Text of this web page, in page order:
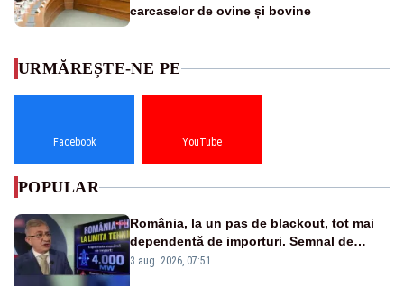
carcaselor de ovine și bovine
URMĂREȘTE-NE PE
Facebook YouTube
POPULAR
România, la un pas de blackout, tot mai
dependentă de importuri. Semnal de
alarmă tras de un expert în energie
3 aug. 2026, 07:51